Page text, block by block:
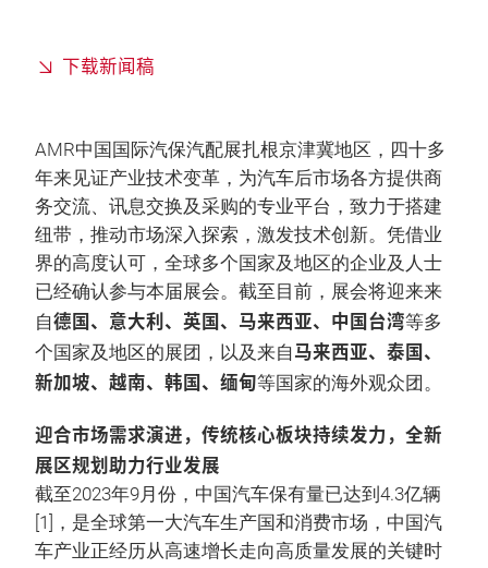
下载新闻稿
AMR中国国际汽保汽配展扎根京津冀地区，四十多
年来见证产业技术变革，为汽车后市场各方提供商
务交流、讯息交换及采购的专业平台，致力于搭建
纽带，推动市场深入探索，激发技术创新。凭借业
界的高度认可，全球多个国家及地区的企业及人士
已经确认参与本届展会。截至目前，展会将迎来来
自德国、意大利、英国、马来西亚、中国台湾等多
个国家及地区的展团，以及来自马来西亚、泰国、
新加坡、越南、韩国、缅甸等国家的海外观众团。
迎合市场需求演进，传统核心板块持续发力，全新
展区规划助力行业发展
截至2023年9月份，中国汽车保有量已达到4.3亿辆
[1]，是全球第一大汽车生产国和消费市场，中国汽
车产业正经历从高速增长走向高质量发展的关键时